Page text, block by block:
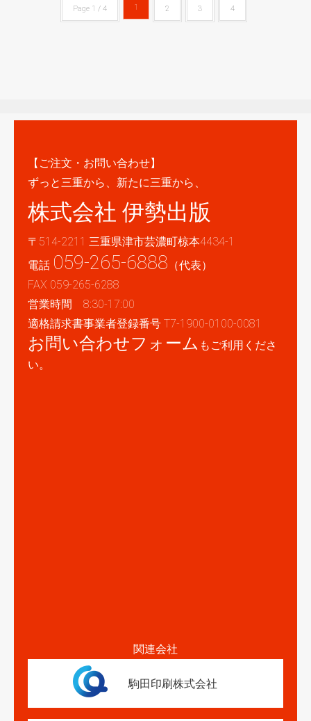
Page 1 / 4 1 2 3 4
【ご注文・お問い合わせ】
ずっと三重から、新たに三重から、
株式会社 伊勢出版
〒514-2211 三重県津市芸濃町椋本4434-1
電話 059-265-6888 （代表）
FAX 059-265-6288
営業時間 8:30-17:00
適格請求書事業者登録番号 T7-1900-0100-0081
お問い合わせフォーム もご利用くださ
い。
関連会社
駒田印刷株式会社